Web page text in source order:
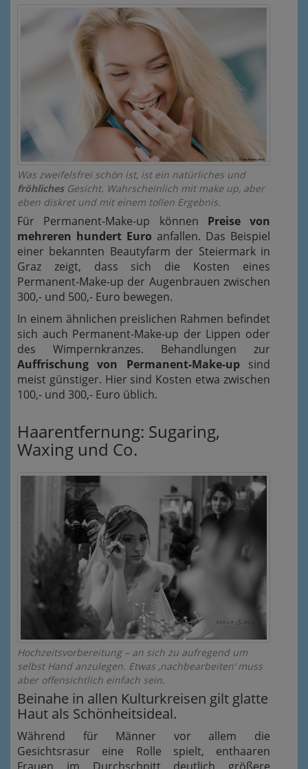
Was zweifelsfrei schön ist, ist ein natürliches und
fröhlichesGesicht. Wahrscheinlich mit make up, aber
eben diskret und mit einem tollen Ergebnis.
Für Permanent-Make-up können Preise von
mehreren hundert Euro anfallen. Das Beispiel
einer bekannten Beautyfarm der Steiermark in
Graz zeigt, dass sich die Kosten eines
Permanent-Make-up der Augenbrauen zwischen
300,- und 500,- Euro bewegen.
In einem ähnlichen preislichen Rahmen befindet
sich auch Permanent-Make-up der Lippen oder
des Wimpernkranzes. Behandlungen zur
Auffrischung von Permanent-Make-upsind
meist günstiger. Hier sind Kosten etwa zwischen
100,- und 300,- Euro üblich.
Haarentfernung: Sugaring,
Waxing und Co.
Hochzeitsvorbereitung – an sich zu aufregend um
selbst Hand anzulegen. Etwas ‚nachbearbeiten‘ muss
aber offensichtlich einfach sein.
Beinahe in allen Kulturkreisen gilt glatte
Haut als Schönheitsideal.
Während für Männer vor allem die
Gesichtsrasur eine Rolle spielt, enthaaren